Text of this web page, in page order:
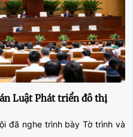
triển khai công tác đánh giá,
người lao động
Luật Phát triển đô thị
đã nghe trình bày Tờ trình và